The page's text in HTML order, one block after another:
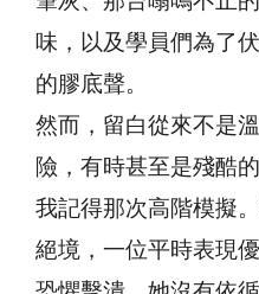
味，以及學員們為了
的膠底聲。
然而，留白從來不是
險，有時甚至是殘酷的
我記得那次高階模擬
絕境，一位平時表現